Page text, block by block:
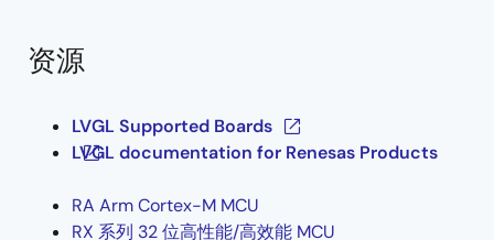
Renesas LVGL
Renesas Zephyr
资源
LVGL Supported Boards
LVGL documentation for Renesas Products
RA Arm Cortex-M MCU
RX 系列 32 位高性能/高效能 MCU